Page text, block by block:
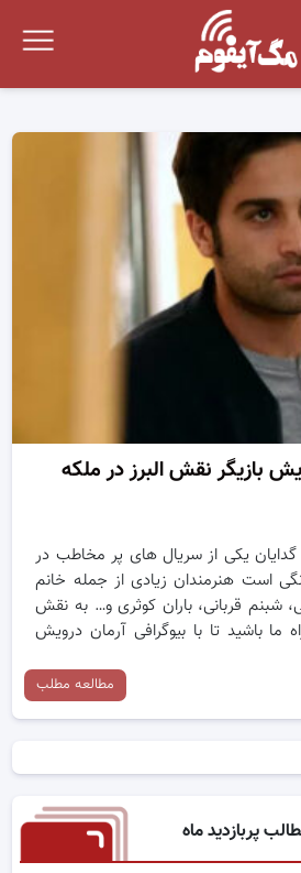
بازیگر نقش البرز در ملکه
یکی از سریال های پر مخاطب در
است هنرمندان زیادی از جمله خانم
شبنم قربانی، باران کوثری و… به نقش
ما باشید تا با بیوگرافی آرمان درویش
مطالعه مطلب
پربازدید ماه